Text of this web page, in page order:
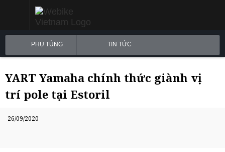
PHỤ TÙNG TIN TỨC
YART Yamaha chính thức giành vị
trí pole tại Estoril
26/09/2020